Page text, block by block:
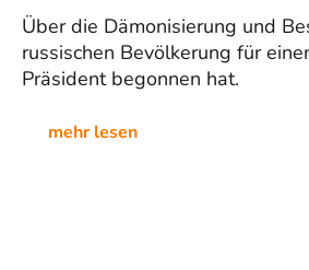
Über die Dämonisierung und
russischen Bevölkerung für
Präsident begonnen hat.
mehr lesen